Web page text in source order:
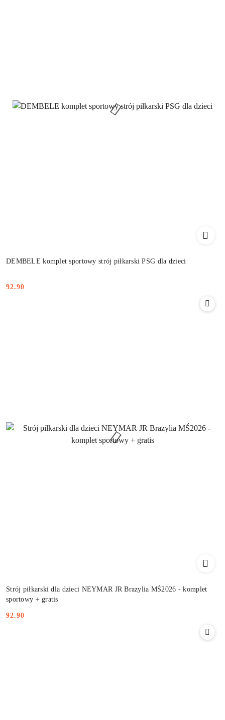
DEMBELE komplet sportowy strój piłkarski PSG dla dzieci
Cena:
92.90
Strój piłkarski dla dzieci NEYMAR JR Brazylia MŚ2026 - komplet
sportowy + gratis
Cena:
92.90